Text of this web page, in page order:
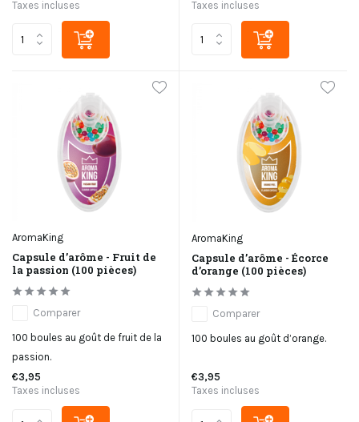
Taxes incluses Taxes incluses
AromaKing
Capsule d’arôme - Fruit de
la passion (100 pièces)
Comparer
100 boules au goût de fruit de la
passion.
€3,95
Taxes incluses
AromaKing
Capsule d’arôme - Écorce
d’orange (100 pièces)
Comparer
100 boules au goût d’orange.
€3,95
Taxes incluses